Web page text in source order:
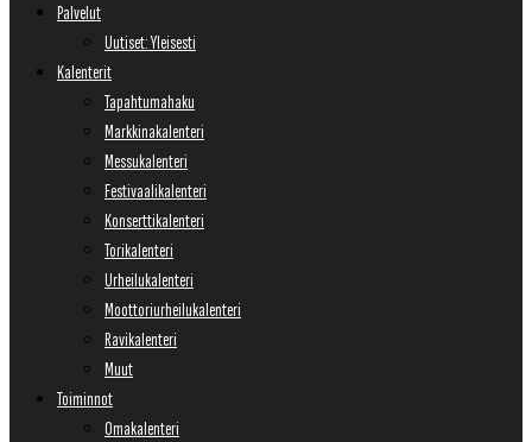
Palvelut
Uutiset: Yleisesti
Kalenterit
Tapahtumahaku
Markkinakalenteri
Messukalenteri
Festivaalikalenteri
Konserttikalenteri
Torikalenteri
Urheilukalenteri
Moottoriurheilukalenteri
Ravikalenteri
Muut
Toiminnot
Omakalenteri